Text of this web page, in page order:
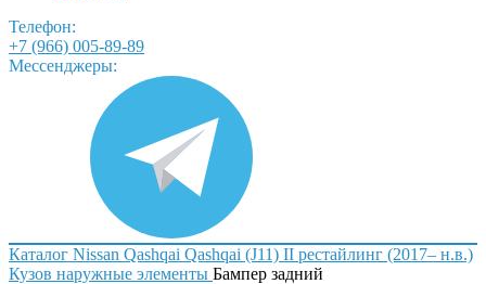
Телефон:
+7 (966) 005-89-89
Мессенджеры:
Каталог Nissan Qashqai Qashqai (J11) II рестайлинг (2017– н.в.)
Кузов наружные элементы Бампер задний